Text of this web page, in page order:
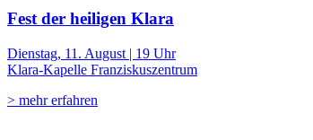
Fest der heiligen Klara
Dienstag, 11. August | 19 Uhr
Klara-Kapelle Franziskuszentrum
> mehr erfahren